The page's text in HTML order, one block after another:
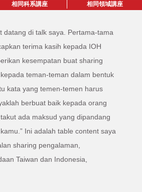
相同科系講座 相同領域講座
datang di talk saya. Pertama-tama
terima kasih kepada IOH
kesempatan buat sharing
teman-teman dalam bentuk
kata yang temen-temen harus
berbuat baik kepada orang
ada maksud yang dipandang
Ini adalah table content saya
sharing pengalaman,
Taiwan dan Indonesia,